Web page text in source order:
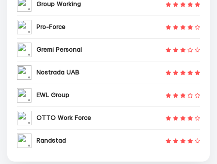
Group Working
Pro-Force
Gremi Personal
Nostrada UAB
EWL Group
OTTO Work Force
Randstad